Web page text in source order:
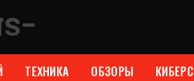
ТЕХНИКА ОБЗОРЫ